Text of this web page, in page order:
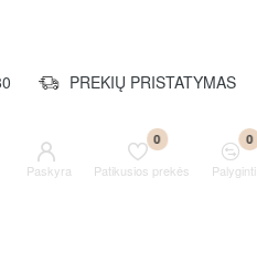
PREKIŲ PRISTATYMAS
Paskyra Patikusios prekės
0
Palyginti
0